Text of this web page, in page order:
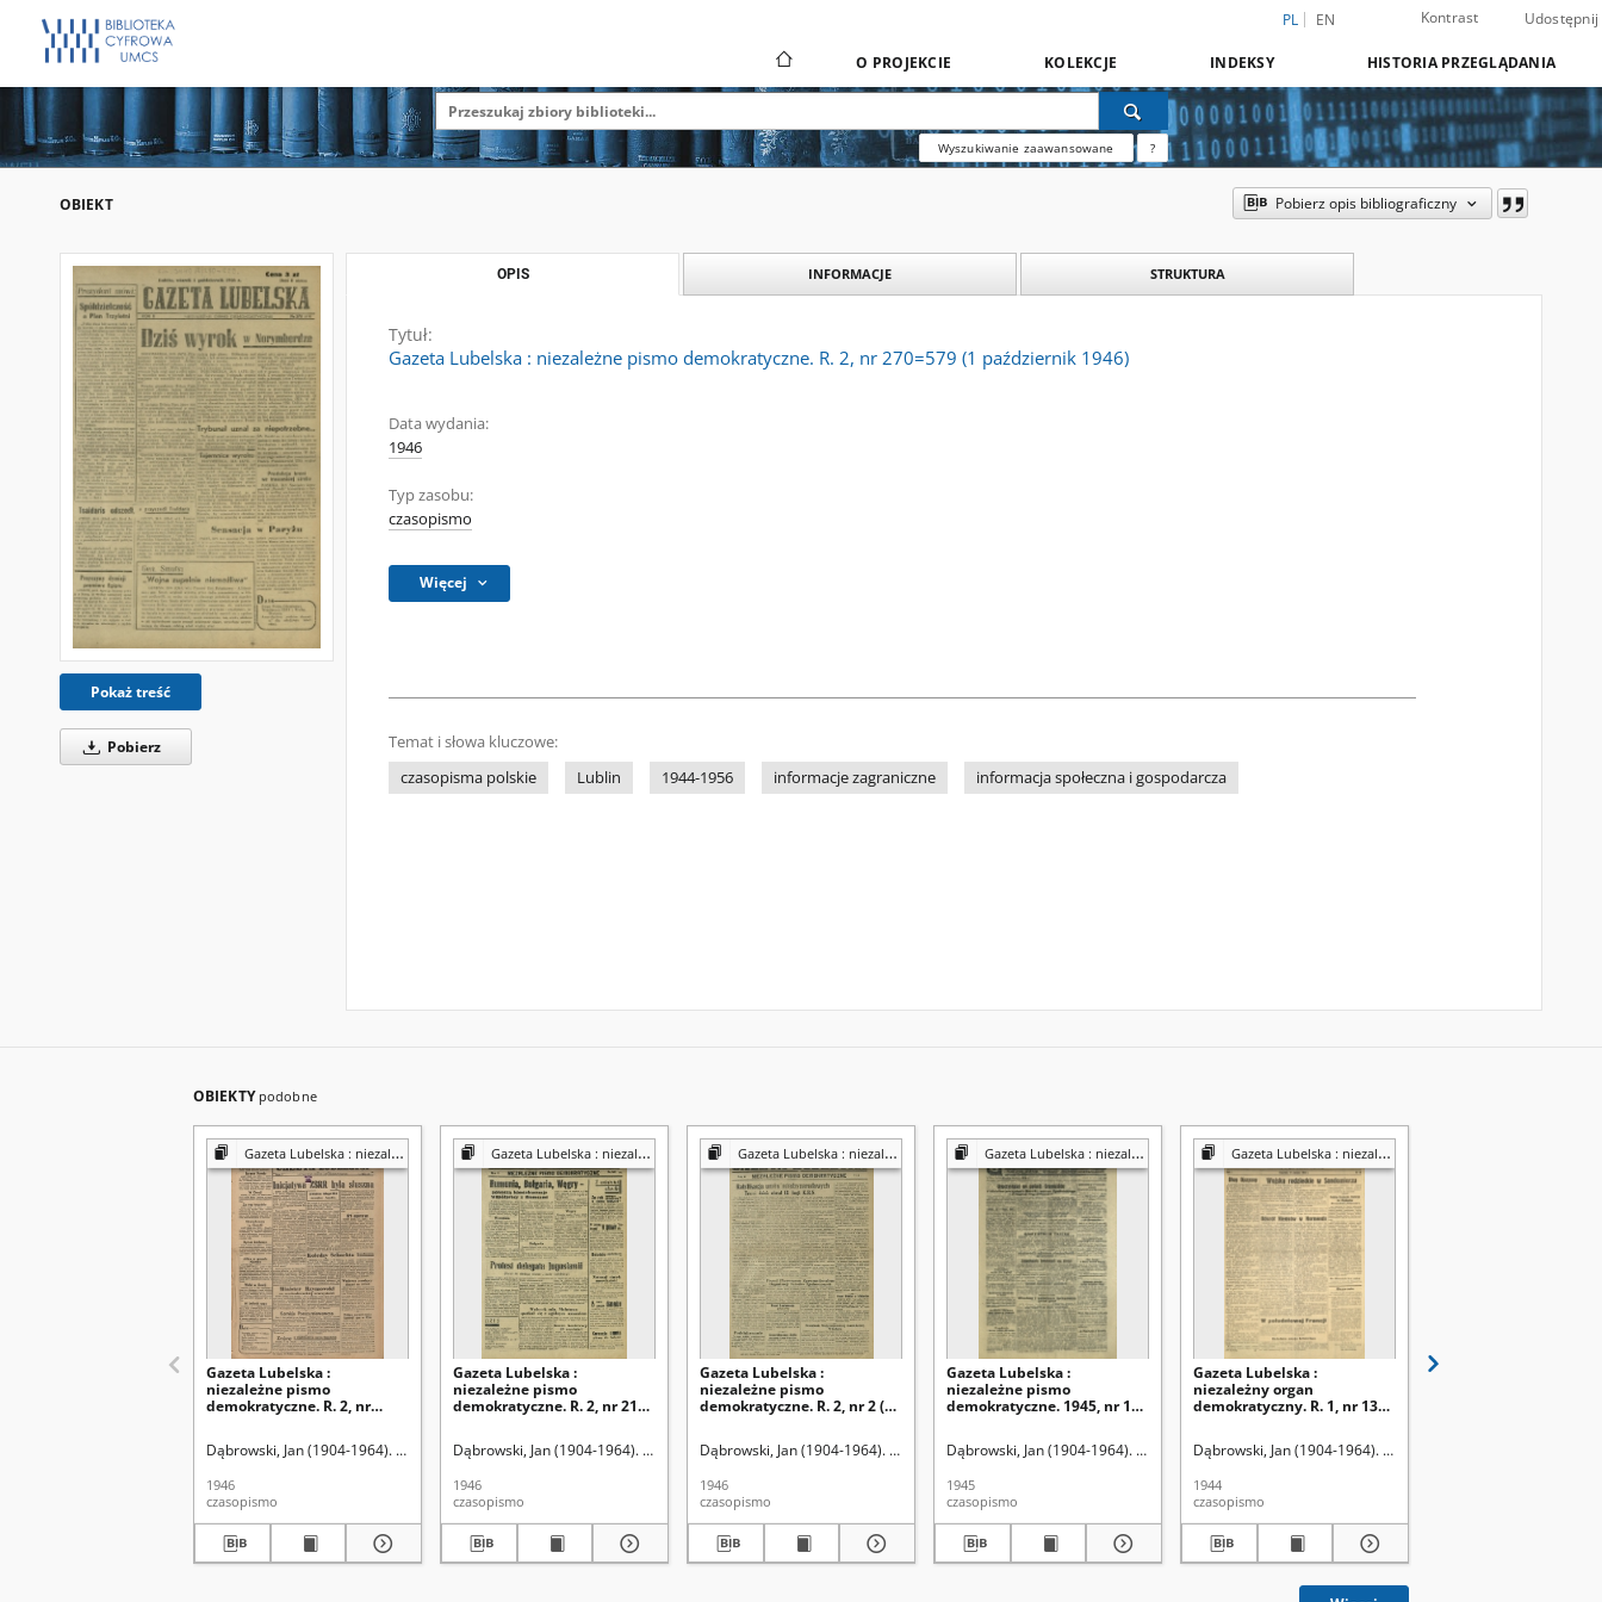
PL EN Kontrast Udostępnij
O PROJEKCIE KOLEKCJE INDEKSY HISTORIA PRZEGLĄDANIA
Wyszukiwanie zaawansowane ?
OBIEKT Pobierz opis bibliograficzny
Pokaż treść
Pobierz
OPIS INFORMACJE STRUKTURA
Tytuł:
Gazeta Lubelska : niezależne pismo demokratyczne. R. 2, nr 270=579 (1 październik 1946)
Data wydania:
1946
Typ zasobu:
czasopismo
Więcej
Temat i słowa kluczowe:
czasopisma polskie
Lublin 1944-1956 informacje zagraniczne informacja społeczna i gospodarcza
OBIEKTY podobne
Gazeta Lubelska : niezależny organ demokratyczny
Gazeta Lubelska :
niezależne pismo
demokratyczne. R. 2, nr
Dąbrowski, Jan (1904-1964). Red
1946
czasopismo
Gazeta Lubelska : niezależny organ demokratyczny
Gazeta Lubelska :
niezależne pismo
demokratyczne. R. 2, nr 210
Dąbrowski, Jan (1904-1964). Red
1946
czasopismo
Gazeta Lubelska : niezależny organ demokratyczny
Gazeta Lubelska :
niezależne pismo
demokratyczne. R. 2, nr 2 (2
Dąbrowski, Jan (1904-1964). Red
1946
czasopismo
Gazeta Lubelska : niezależny organ demokratyczny
Gazeta Lubelska :
niezależne pismo
demokratyczne. 1945, nr 145
Dąbrowski, Jan (1904-1964). Red
1945
czasopismo
Gazeta Lubelska : niezależny organ demokratyczny
Gazeta Lubelska :
niezależny organ
demokratyczny. R. 1, nr 13
Dąbrowski, Jan (1904-1964). Red
1944
czasopismo